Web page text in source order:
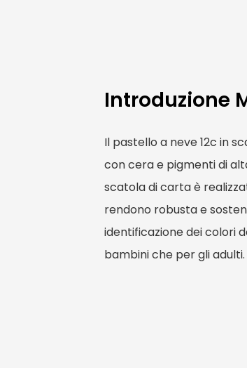
Introduzione
Il pastello a neve 12c in
con cera e pigmenti di
scatola di carta è
rendono robusta e
identificazione dei colori
bambini che per gli adulti.